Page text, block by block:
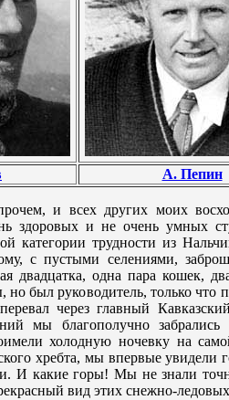
А. Пепин
и всех других моих
здоровых и не очень умных
категории трудности из
с пустыми селениями,
двадцатка, одна пара кошек,
но был руководитель, только
через главный
мы благополучно
холодную ночевку на
хребта, мы впервые
И какие горы! Мы не знали
вид этих снежно-ледовых